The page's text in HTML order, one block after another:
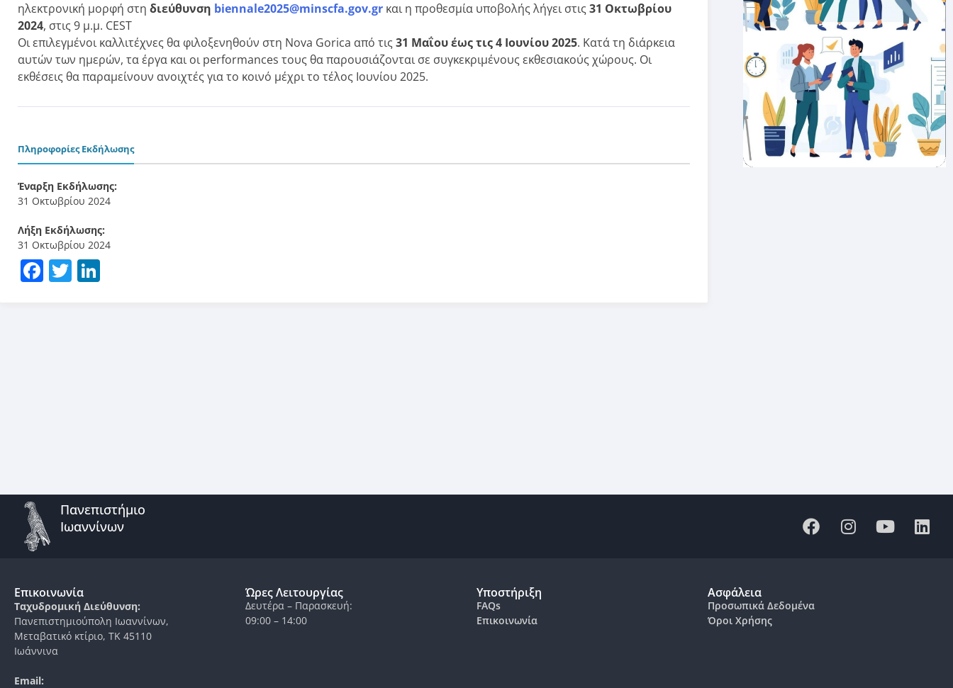
ηλεκτρονική μορφή στη διεύθυνση biennale2025@minscfa.gov.gr και η προθεσμία υποβολής λήγει στις 31 Οκτωβρίου
2024, στις 9 μ.μ. CEST
Οι επιλεγμένοι καλλιτέχνες θα φιλοξενηθούν στη Nova Gorica από τις 31 Μαΐου έως τις 4 Ιουνίου 2025. Κατά τη διάρκεια
αυτών των ημερών, τα έργα και οι performances τους θα παρουσιάζονται σε συγκεκριμένους εκθεσιακούς χώρους. Οι
εκθέσεις θα παραμείνουν ανοιχτές για το κοινό μέχρι το τέλος Ιουνίου 2025.
Πληροφορίες Εκδήλωσης
Έναρξη Εκδήλωσης:
31 Οκτωβρίου 2024
Λήξη Εκδήλωσης:
31 Οκτωβρίου 2024
Facebook
Twitter
Πανεπιστήμιο
Ιωαννίνων
Επικοινωνία
Ταχυδρομική Διεύθυνση:
Πανεπιστημιούπολη Ιωαννίνων,
Μεταβατικό κτίριο, ΤΚ 45110
Ιωάννινα
Email:
Ώρες Λειτουργίας
Δευτέρα – Παρασκευή:
09:00 – 14:00
Υποστήριξη
FAQs
Επικοινωνία
Ασφάλεια
Προσωπικά Δεδομένα
Όροι Χρήσης